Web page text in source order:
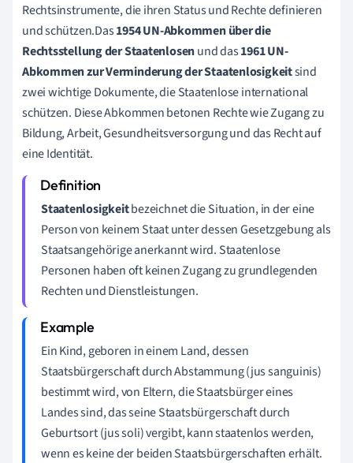
Rechtsinstrumente, die ihren Status und Rechte definieren
und schützen.Das1954 UN-Abkommen über die
Rechtsstellung der Staatenlosenund das1961 UN-
Abkommen zur Verminderung der Staatenlosigkeitsind
zwei wichtige Dokumente, die Staatenlose international
schützen. Diese Abkommen betonen Rechte wie Zugang zu
Bildung, Arbeit, Gesundheitsversorgung und das Recht auf
eine Identität.
Staatenlosigkeitbezeichnet die Situation, in der eine
Person von keinem Staat unter dessen Gesetzgebung als
Staatsangehörige anerkannt wird. Staatenlose
Personen haben oft keinen Zugang zu grundlegenden
Rechten und Dienstleistungen.
Ein Kind, geboren in einem Land, dessen
Staatsbürgerschaft durch Abstammung (jus sanguinis)
bestimmt wird, von Eltern, die Staatsbürger eines
Landes sind, das seine Staatsbürgerschaft durch
Geburtsort (jus soli) vergibt, kann staatenlos werden,
wenn es keine der beiden Staatsbürgerschaften erhält.